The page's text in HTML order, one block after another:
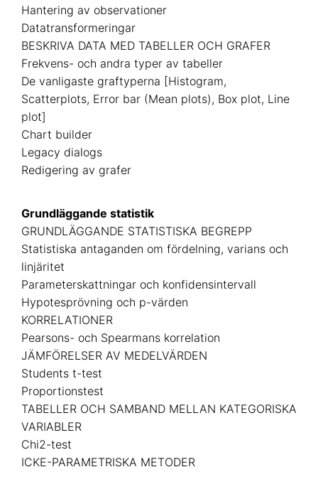
Hantering av observationer
Datatransformeringar
BESKRIVA DATA MED TABELLER OCH GRAFER
Frekvens- och andra typer av tabeller
De vanligaste graftyperna [Histogram,
Scatterplots, Error bar (Mean plots), Box plot, Line
plot]
Chart builder
Legacy dialogs
Redigering av grafer
Grundläggande statistik
GRUNDLÄGGANDE STATISTISKA BEGREPP
Statistiska antaganden om fördelning, varians och
linjäritet
Parameterskattningar och konfidensintervall
Hypotesprövning och p-värden
KORRELATIONER
Pearsons- och Spearmans korrelation
JÄMFÖRELSER AV MEDELVÄRDEN
Students t-test
Proportionstest
TABELLER OCH SAMBAND MELLAN KATEGORISKA
VARIABLER
Chi2-test
ICKE-PARAMETRISKA METODER